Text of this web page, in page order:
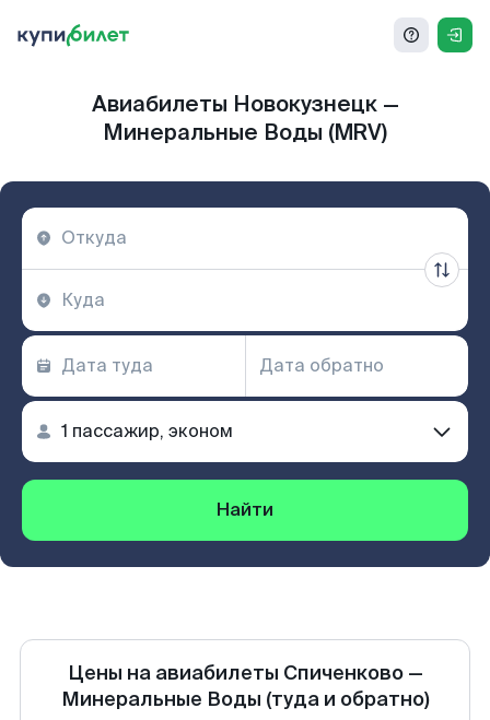
Авиабилеты Новокузнецк —
Минеральные Воды (MRV)
Найти
Цены на авиабилеты Спиченково—
Минеральные Воды (туда и обратно)